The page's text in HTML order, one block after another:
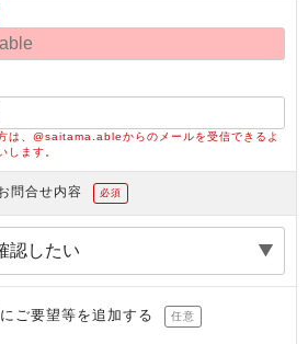
は、@saitama.ableからのメールを受信できるよ
します。
問合せ内容 必須
ご要望等を追加する 任意